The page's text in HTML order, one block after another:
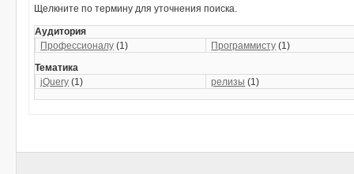
Щелкните по термину для уточнения поиска.
Аудитория
Профессионалу (1) Программисту (1)
Тематика
jQuery (1) релизы (1)